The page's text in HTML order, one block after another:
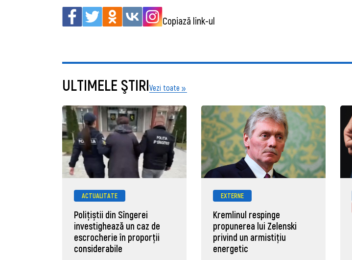
Copiază link-ul
ULTIMELE ŞTIRIVezi toate
ACTUALITATE
Polițiștii din Sîngerei
investighează un caz de
escrocherie în proporții
considerabile
EXTERNE
Kremlinul respinge
propunerea lui Zelenski
privind un armistițiu
energetic